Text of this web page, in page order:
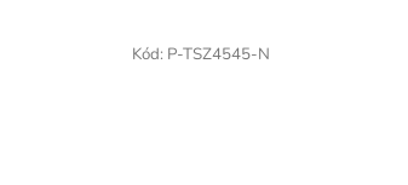
Kód: P-TSZ4545-N